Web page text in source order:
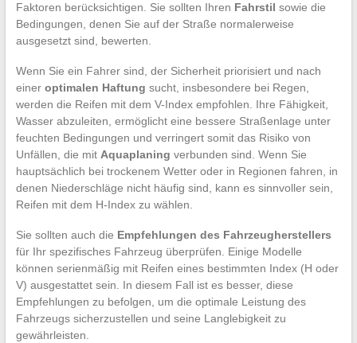
Faktoren berücksichtigen. Sie sollten Ihren Fahrstil sowie die
Bedingungen, denen Sie auf der Straße normalerweise
ausgesetzt sind, bewerten.
Wenn Sie ein Fahrer sind, der Sicherheit priorisiert und nach
einer optimalen Haftung sucht, insbesondere bei Regen,
werden die Reifen mit dem V-Index empfohlen. Ihre Fähigkeit,
Wasser abzuleiten, ermöglicht eine bessere Straßenlage unter
feuchten Bedingungen und verringert somit das Risiko von
Unfällen, die mit Aquaplaning verbunden sind. Wenn Sie
hauptsächlich bei trockenem Wetter oder in Regionen fahren, in
denen Niederschläge nicht häufig sind, kann es sinnvoller sein,
Reifen mit dem H-Index zu wählen.
Sie sollten auch die Empfehlungen des Fahrzeugherstellers
für Ihr spezifisches Fahrzeug überprüfen. Einige Modelle
können serienmäßig mit Reifen eines bestimmten Index (H oder
V) ausgestattet sein. In diesem Fall ist es besser, diese
Empfehlungen zu befolgen, um die optimale Leistung des
Fahrzeugs sicherzustellen und seine Langlebigkeit zu
gewährleisten.